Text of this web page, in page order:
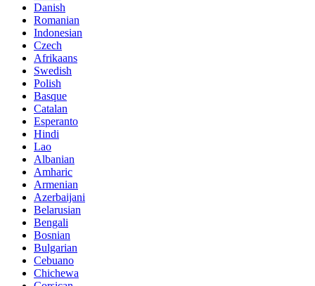
Danish
Romanian
Indonesian
Czech
Afrikaans
Swedish
Polish
Basque
Catalan
Esperanto
Hindi
Lao
Albanian
Amharic
Armenian
Azerbaijani
Belarusian
Bengali
Bosnian
Bulgarian
Cebuano
Chichewa